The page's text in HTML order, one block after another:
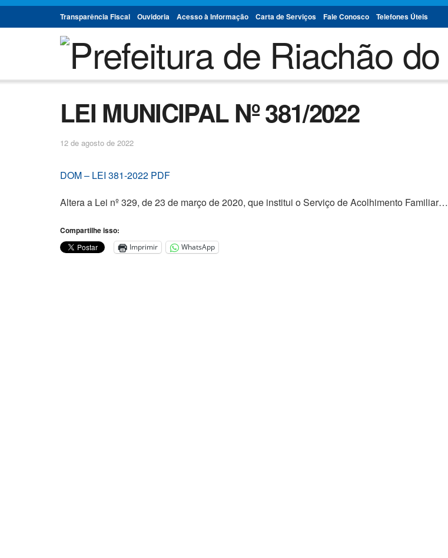
Transparência Fiscal Ouvidoria Acesso à Informação Carta de Serviços Fale Conosco Telefones Úteis
LEI MUNICIPAL Nº 381/2022
12 de agosto de 2022
DOM – LEI 381-2022 PDF
Altera a Lei nº 329, de 23 de março de 2020, que institui o Serviço de Acolhimento Familiar…
Compartilhe isso:
Imprimir WhatsApp